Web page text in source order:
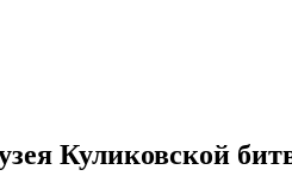
Куликовской